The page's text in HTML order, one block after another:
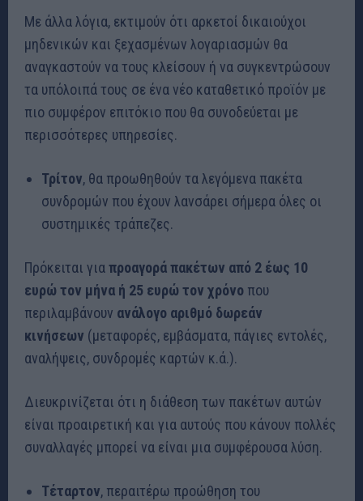
Με άλλα λόγια, εκτιμούν ότι αρκετοί δικαιούχοι
μηδενικών και ξεχασμένων λογαριασμών θα
αναγκαστούν να τους κλείσουν ή να συγκεντρώσουν
τα υπόλοιπά τους σε ένα νέο καταθετικό προϊόν με
πιο συμφέρον επιτόκιο που θα συνοδεύεται με
περισσότερες υπηρεσίες.
Τρίτον, θα προωθηθούν τα λεγόμενα πακέτα
συνδρομών που έχουν λανσάρει σήμερα όλες οι
συστημικές τράπεζες.
Πρόκειται γιαπροαγορά πακέτων από 2 έως 10
ευρώ τον μήνα ή 25 ευρώ τον χρόνο που
περιλαμβάνουν ανάλογο αριθμό δωρεάν
κινήσεων (μεταφορές, εμβάσματα, πάγιες εντολές,
αναλήψεις, συνδρομές καρτών κ.ά.).
Διευκρινίζεται ότι η διάθεση των πακέτων αυτών
είναι προαιρετική και για αυτούς που κάνουν πολλές
συναλλαγές μπορεί να είναι μια συμφέρουσα λύση.
Τέταρτον, περαιτέρω προώθηση του